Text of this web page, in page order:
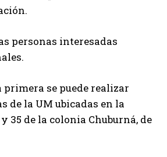
personas interesadas
se puede realizar
de la UM ubicadas en la
35 de la colonia Chuburná, de